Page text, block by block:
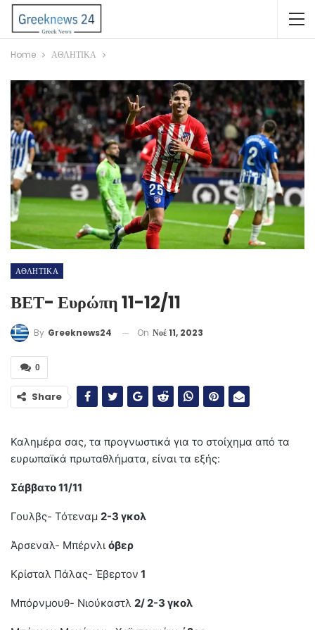
Home ΑΘΛΗΤΙΚΑ
ΑΘΛΗΤΙΚΑ
ΒΕΤ- Ευρώπη 11-12/11
By Greeknews24 On Νοέ 11, 2023
0
Share
Καλημέρα σας, τα προγνωστικά για το στοίχημα από τα
ευρωπαϊκά πρωταθλήματα, είναι τα εξής:
Σάββατο 11/11
Γουλβς- Τότεναμ 2-3 γκολ
Άρσεναλ- Μπέρνλι όβερ
Κρίσταλ Πάλας- Έβερτον 1
Μπόρνμουθ- Νιούκαστλ 2/ 2-3 γκολ